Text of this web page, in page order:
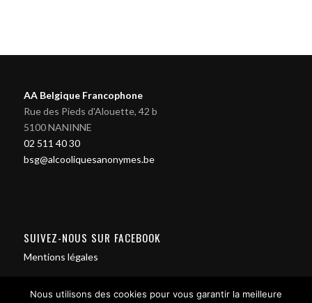
AA Belgique Francophone
Rue des Pieds d'Alouette, 42 b
5100 NANINNE
02 511 40 30
bsg@alcooliquesanonymes.be
SUIVEZ-NOUS SUR FACEBOOK
Mentions légales
Nous utilisons des cookies pour vous garantir la meilleure